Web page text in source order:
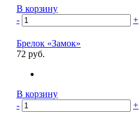
В корзину
-
+
Брелок «Замок»
72 руб.
В корзину
-
+